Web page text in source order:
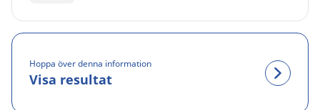
Hoppa över denna information
Visa resultat